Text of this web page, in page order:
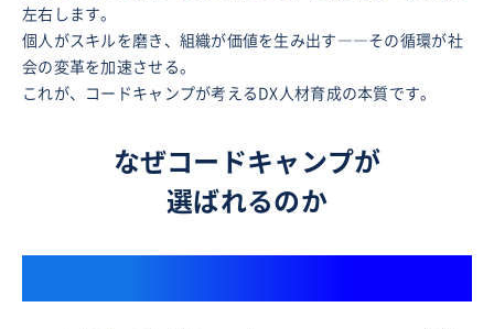
左右します。
個人がスキルを磨き、組織が価値を生み出す――その循環が社
会の変革を加速させる。
これが、コードキャンプが考えるDX人材育成の本質です。
なぜコードキャンプが
選ばれるのか